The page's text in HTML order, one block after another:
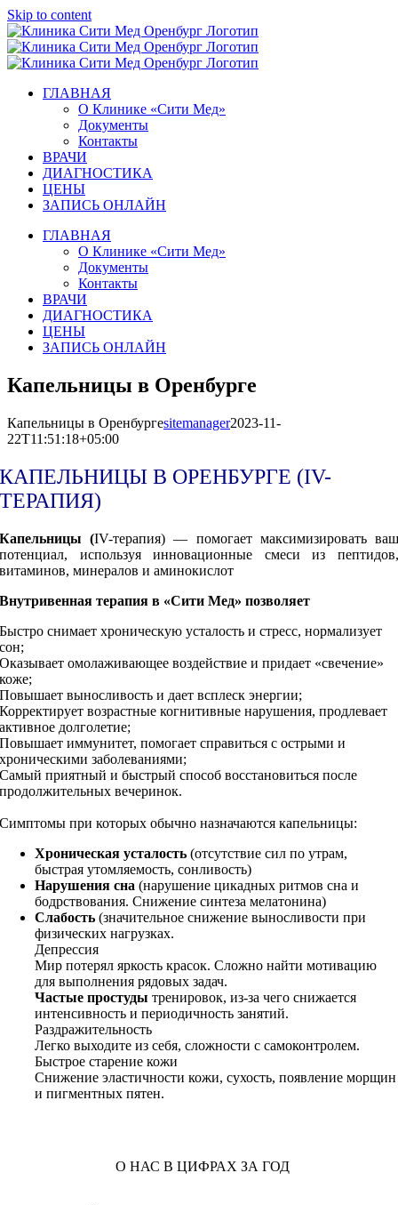
Skip to content
ГЛАВНАЯ
О Клинике «Сити Мед»
Документы
Контакты
ВРАЧИ
ДИАГНОСТИКА
ЦЕНЫ
ЗАПИСЬ ОНЛАЙН
ГЛАВНАЯ
О Клинике «Сити Мед»
Документы
Контакты
ВРАЧИ
ДИАГНОСТИКА
ЦЕНЫ
ЗАПИСЬ ОНЛАЙН
Капельницы в Оренбурге
Капельницы в Оренбургеsitemanager2023-11-
22T11:51:18+05:00
КАПЕЛЬНИЦЫ В ОРЕНБУРГЕ (IV-
ТЕРАПИЯ)
Капельницы (IV-терапия) — помогает максимизировать ваш
потенциал, используя инновационные смеси из пептидов,
витаминов, минералов и аминокислот
Внутривенная терапия в «Сити Мед» позволяет
Быстро снимает хроническую усталость и стресс, нормализует
сон;
Оказывает омолаживающее воздействие и придает «свечение»
коже;
Повышает выносливость и дает всплеск энергии;
Корректирует возрастные когнитивные нарушения, продлевает
активное долголетие;
Повышает иммунитет, помогает справиться с острыми и
хроническими заболеваниями;
Самый приятный и быстрый способ восстановиться после
продолжительных вечеринок.
Симптомы при которых обычно назначаются капельницы:
Хроническая усталость (отсутствие сил по утрам,
быстрая утомляемость, сонливость)
Нарушения сна (нарушение цикадных ритмов сна и
бодрствования. Снижение синтеза мелатонина)
Слабость (значительное снижение выносливости при
физических нагрузках.
Депрессия
Мир потерял яркость красок. Сложно найти мотивацию
для выполнения рядовых задач.
Частые простуды тренировок, из-за чего снижается
интенсивность и периодичность занятий.
Раздражительность
Легко выходите из себя, сложности с самоконтролем.
Быстрое старение кожи
Снижение эластичности кожи, сухость, появление морщин
и пигментных пятен.
О НАС В ЦИФРАХ ЗА ГОД